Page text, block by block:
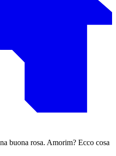
buona rosa. Amorim? Ecco cosa